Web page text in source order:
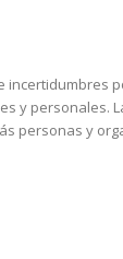
y personales.
personas y